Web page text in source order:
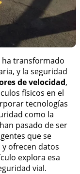
ha transformado
y la seguridad
de velocidad,
físicos en el
tecnologías
como la
pasado de ser
que se
ofrecen datos
explora esa
vial.